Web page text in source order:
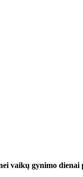
vaikų gynimo dienai